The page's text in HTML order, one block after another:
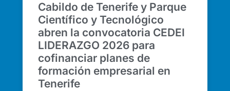
Cabildo de Tenerife y Parque
Científico y Tecnológico
abren la convocatoria CEDEI
LIDERAZGO 2026 para
cofinanciar planes de
formación empresarial en
Tenerife